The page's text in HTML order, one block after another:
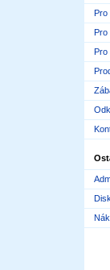
Pro
Pro
Pro